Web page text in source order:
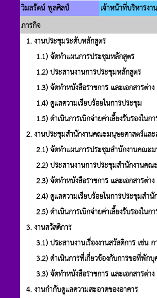
วิมลรัตน์ พูลศิลป์
เจ้าหน้าที่บริหารงา
ภารกิจ
1. งานประชุมระดับหลักสูตร
1.1) จัดทำแผนการประชุมหลักสูตร
1.2) ประสานงานการประชุมหลักสูตร
1.3) จัดทำหนังสือราชการ และเอกสารต่า
1.4) ดูแลความเรียบร้อยในการประชุม
1.5) ดำเนินการเบิกจ่ายค่าเลี้ยงรับรองในก
2. งานประชุมสำนักงานคณะมนุษยศาสตร์แล
2.1) จัดทำแผนการประชุมสำนักงานคณะม
2.2) ประสานงานการประชุมสำนักงานคณ
2.3) จัดทำหนังสือราชการ และเอกสารต่า
2.4) ดูแลความเรียบร้อยในการประชุมสำ
2.5) ดำเนินการเบิกจ่ายค่าเลี้ยงรับรองในก
3. งานสวัสดิการ
3.1) ประสานงานเรื่องงานสวัสดิการ เช่น ก
3.2) ดำเนินการที่เกี่ยวข้องกับการขอที่พักบุ
3.3) จัดทำหนังสือราชการ และเอกสารต่าง
4. งานกำกับดูแลความสะอาดของอาคาร